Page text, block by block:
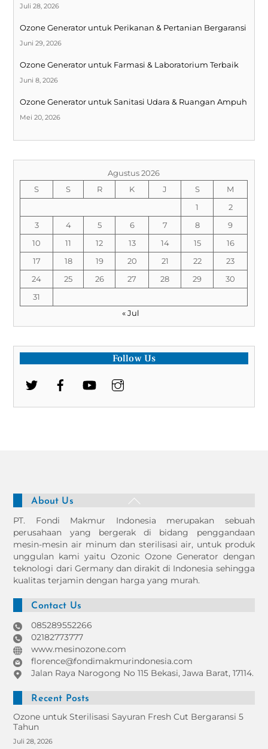
Juli 28, 2026
Ozone Generator untuk Perikanan & Pertanian Bergaransi
Juni 29, 2026
Ozone Generator untuk Farmasi & Laboratorium Terbaik
Juni 8, 2026
Ozone Generator untuk Sanitasi Udara & Ruangan Ampuh
Mei 20, 2026
Agustus 2026
S
S R K J S
M
1
2
3
4 5 6 7 8
9
10
11 12 13 14 15
16
17
18 19 20 21 22
23
24
25 26 27 28 29
30
31
« Jul
Follow Us
Back
Top
About Us
PT. Fondi Makmur Indonesia merupakan sebuah
perusahaan yang bergerak di bidang penggandaan
mesin-mesin air minum dan sterilisasi air, untuk produk
unggulan kami yaitu Ozonic Ozone Generator dengan
teknologi dari Germany dan dirakit di Indonesia sehingga
kualitas terjamin dengan harga yang murah.
Contact Us
085289552266
02182773777
www.mesinozone.com
florence@fondimakmurindonesia.com
Jalan Raya Narogong No 115 Bekasi, Jawa Barat, 17114.
Recent Posts
Ozone untuk Sterilisasi Sayuran Fresh Cut Bergaransi 5
Tahun
Juli 28, 2026